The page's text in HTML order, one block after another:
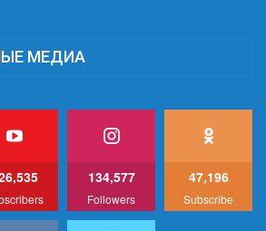
МЕДИА
134,577
Followers
47,196
Subscribe